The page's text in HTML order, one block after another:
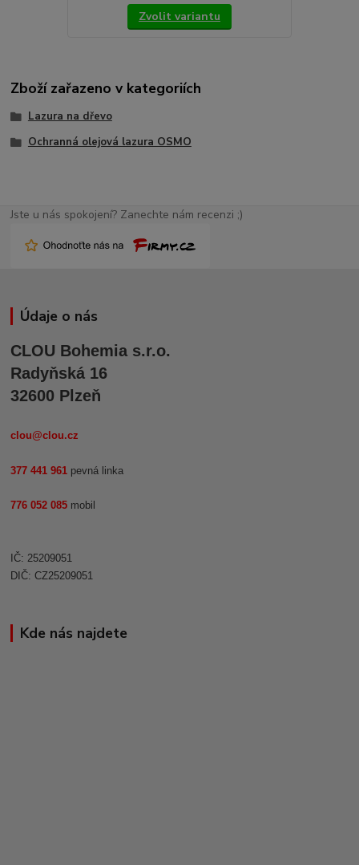
Zvolit variantu
Zboží zařazeno v kategoriích
Lazura na dřevo
Ochranná olejová lazura OSMO
Jste u nás spokojení? Zanechte nám recenzi ;)
Údaje o nás
CLOU Bohemia s.r.o.
Radyňská 16
32600 Plzeň
clou@clou.cz
377 441 961 pevná linka
776 052 085 mobil
IČ: 25209051
DIČ: CZ25209051
Kde nás najdete